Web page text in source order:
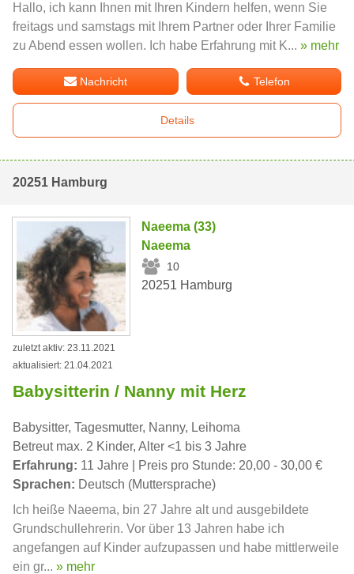
Hallo, ich kann Ihnen mit Ihren Kindern helfen, wenn Sie
freitags und samstags mit Ihrem Partner oder Ihrer Familie
zu Abend essen wollen. Ich habe Erfahrung mit K... » mehr
Nachricht Telefon
Details
20251 Hamburg
Naeema (33)
Naeema
10
20251 Hamburg
zuletzt aktiv: 23.11.2021
aktualisiert: 21.04.2021
Babysitterin / Nanny mit Herz
Babysitter, Tagesmutter, Nanny, Leihoma
Betreut max. 2 Kinder, Alter <1 bis 3 Jahre
Erfahrung: 11 Jahre | Preis pro Stunde: 20,00 - 30,00 €
Sprachen: Deutsch (Muttersprache)
Ich heiße Naeema, bin 27 Jahre alt und ausgebildete
Grundschullehrerin. Vor über 13 Jahren habe ich
angefangen auf Kinder aufzupassen und habe mittlerweile
ein gr... » mehr